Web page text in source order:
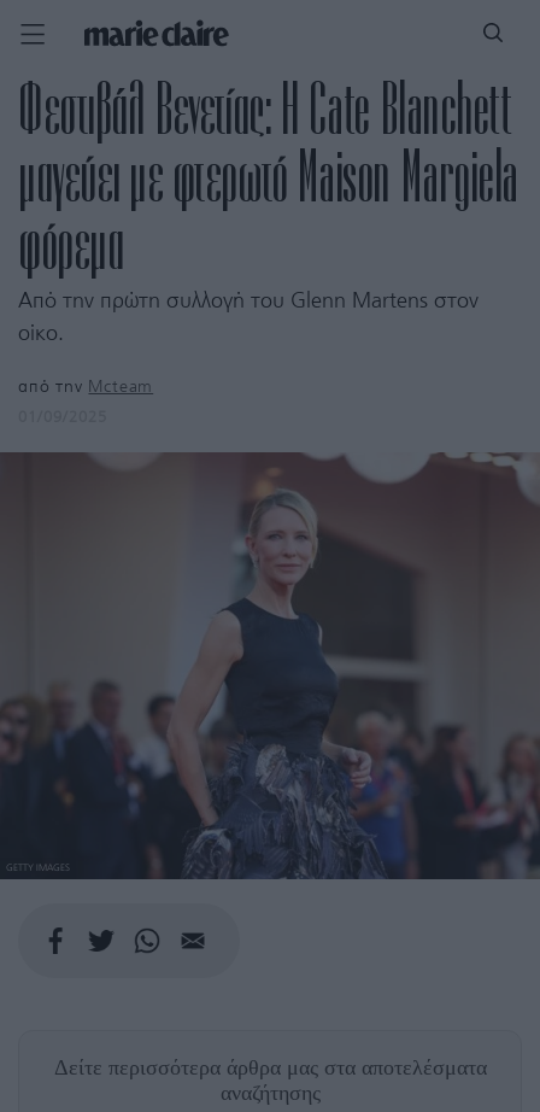
Φεστιβάλ Βενετίας: Η Cate Blanchett
μαγεύει με φτερωτό Maison Margiela
φόρεμα
Από την πρώτη συλλογή του Glenn Martens στον
οίκο.
από την Mcteam
GETTY IMAGES
Δείτε περισσότερα άρθρα μας στα αποτελέσματα
αναζήτησης